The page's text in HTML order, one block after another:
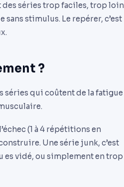
des séries trop faciles, trop loin
stimulus. Le repérer, c’est
?
séries qui coûtent de la fatigue
(1 à 4 répétitions en
Une série junk, c’est
es vidé, ou simplement en trop